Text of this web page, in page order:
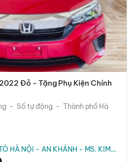
Đỏ - Tặng Phụ Kiện Chính
Số tự động
Thành phố Hà
HÀ NỘI - AN KHÁNH - MS. KIM